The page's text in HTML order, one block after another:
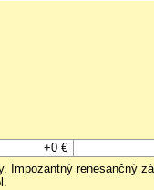
+0 €
renesančný